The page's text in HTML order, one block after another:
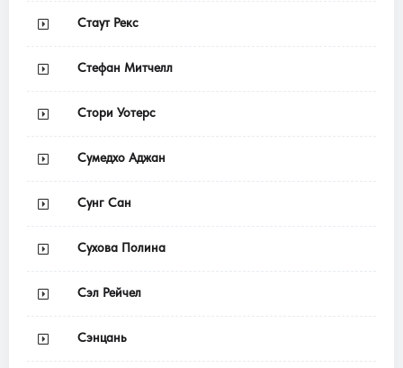
Стаут Рекс
Стефан Митчелл
Стори Уотерс
Сумедхо Аджан
Сунг Сан
Сухова Полина
Сэл Рейчел
Сэнцань